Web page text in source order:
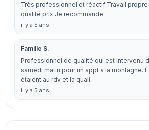
Très professionnel et réactif Travail
qualité prix Je recommande
il y a 5 ans
Famille S.
Professionnel de qualité qui est intervenu
samedi matin pour un appt a la montagne.
étaient au rdv et la quali…
il y a 5 ans